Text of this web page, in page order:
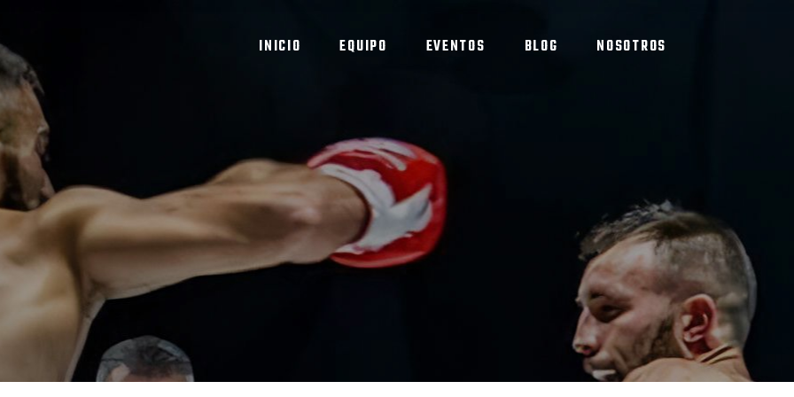
INICIO EQUIPO EVENTOS BLOG NOSOTROS